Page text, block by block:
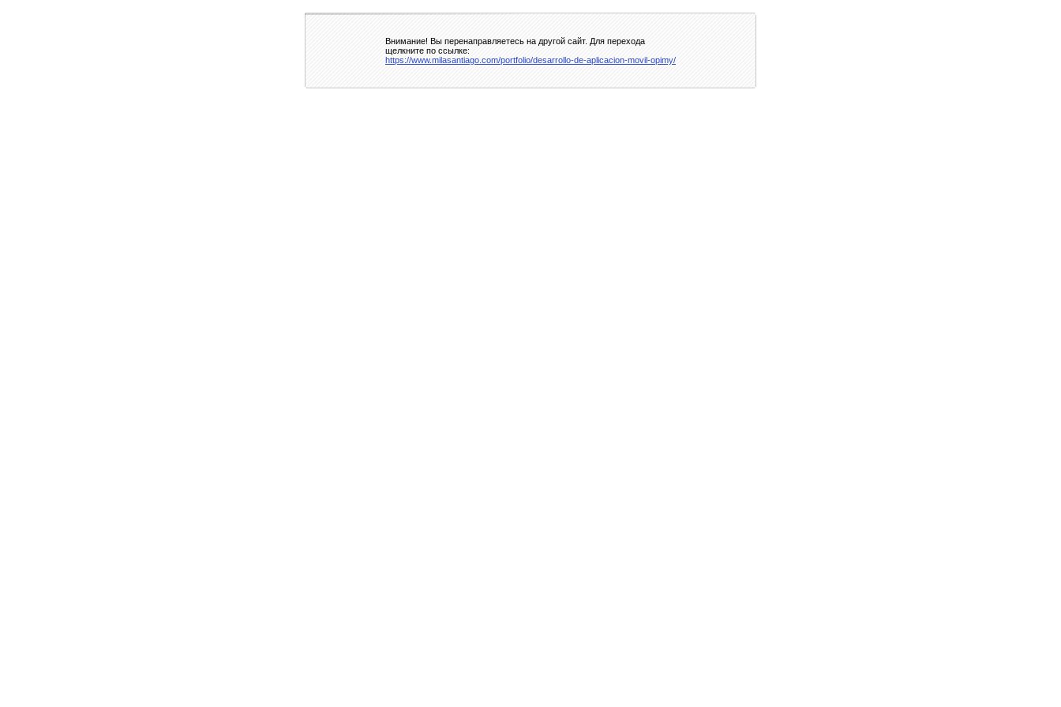
Внимание! Вы перенаправляетесь на другой сайт. Для перехода
щелкните по ссылке:
https://www.milasantiago.com/portfolio/desarrollo-de-aplicacion-movil-opimy/